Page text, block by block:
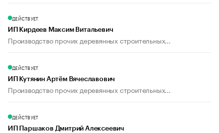
ДЕЙСТВУЕТ
ИП Кирдеев Максим Витальевич
Производство прочих деревянных строительных...
ДЕЙСТВУЕТ
ИП Кутянин Артём Вячеславович
Производство прочих деревянных строительных...
ДЕЙСТВУЕТ
ИП Паршаков Дмитрий Алексеевич